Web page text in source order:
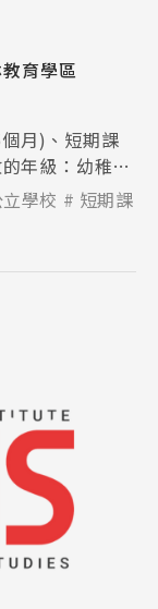
育學區
月)、短期課
年級：幼稚
學校
短期課